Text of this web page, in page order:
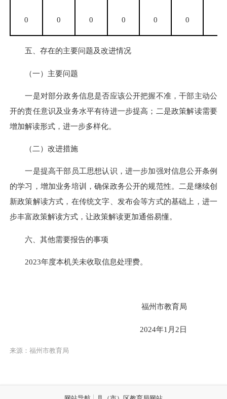
0 0 0 0 0 0
五、存在的主要问题及改进情况
（一）主要问题
一是对部分政务信息是否应该公开把握不准，干部主动公
开的责任意识及业务水平有待进一步提高；二是政策解读需要
增加解读形式，进一步多样化。
（二）改进措施
一是提高干部员工思想认识，进一步加强对信息公开条例
的学习，增加业务培训，确保政务公开的规范性。二是继续创
新政策解读方式，在传统文字、发布会等方式的基础上，进一
步丰富政策解读方式，让政策解读更加通俗易懂。
六、其他需要报告的事项
2023年度本机关未收取信息处理费。
福州市教育局
2024年1月2日
来源：福州市教育局